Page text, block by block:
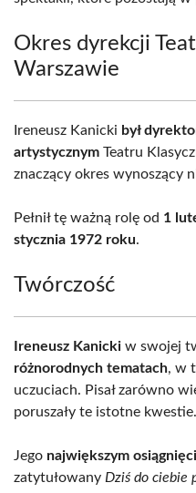
Okres dyrekcji
Warszawie
Ireneusz Kanicki był
artystycznym Teatru
znaczący okres wynoszący
Pełnił tę ważną rolę od 1
stycznia 1972 roku.
Twórczość
Ireneusz Kanicki w swojej
różnorodnych tematach, w
uczuciach. Pisał zarówno
poruszały te istotne kwestie.
Jego największym
zatytułowany Dziś do ciebie